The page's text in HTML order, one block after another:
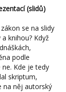
(slidů)
se na slidy
knihou? Když
podle
Kde je tedy
skriptum,
na něj autorský